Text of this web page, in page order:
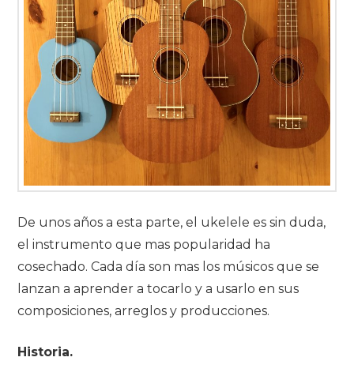
De unos años a esta parte, el ukelele es sin duda,
el instrumento que mas popularidad ha
cosechado. Cada día son mas los músicos que se
lanzan a aprender a tocarlo y a usarlo en sus
composiciones, arreglos y producciones.
Historia.